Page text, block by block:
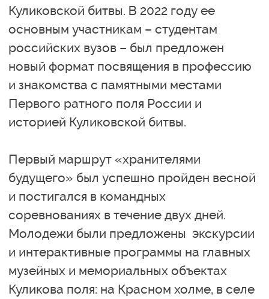
Куликовской битвы. В 2022 году ее
основным участникам – студентам
российских вузов – был предложен
новый формат посвящения в профессию
и знакомства с памятными местами
Первого ратного поля России и
историей Куликовской битвы.
Первый маршрут «хранителями
будущего» был успешно пройден весной
и постигался в командных
соревнованиях в течение двух дней.
Молодежи были предложены экскурсии
и интерактивные программы на главных
музейных и мемориальных объектах
Куликова поля: на Красном холме, в селе